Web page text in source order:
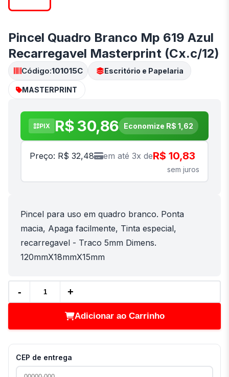
Pincel Quadro Branco Mp 619 Azul
Recarregavel Masterprint (Cx.c/12)
Código:101015C Escritório e Papelaria
MASTERPRINT
PIX R$ 30,86 Economize R$ 1,62
Preço: R$ 32,48 em até 3x deR$ 10,83
sem juros
Pincel para uso em quadro branco. Ponta
macia, Apaga facilmente, Tinta especial,
recarregavel - Traco 5mm Dimens.
120mmX18mmX15mm
- +
Adicionar ao Carrinho
CEP de entrega